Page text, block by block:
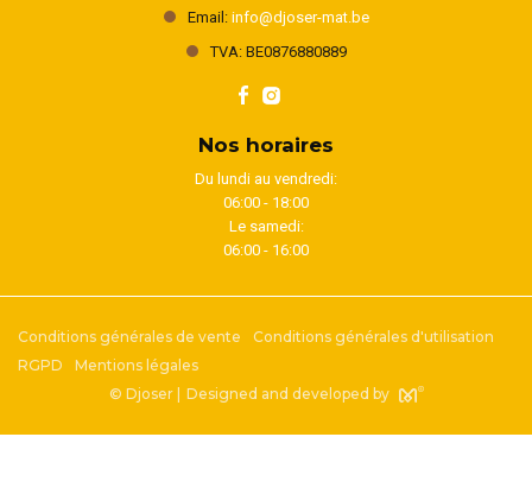
Email: info@djoser-mat.be
TVA: BE0876880889
Nos horaires
Du lundi au vendredi:
06:00 - 18:00
Le samedi:
06:00 - 16:00
Conditions générales de vente
Conditions générales d'utilisation
RGPD
Mentions légales
© Djoser | Designed and developed by